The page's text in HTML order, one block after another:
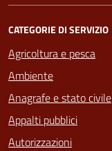
CATEGORIE DI SERVIZIO
Agricoltura e pesca
Ambiente
Anagrafe e stato civile
Appalti pubblici
Autorizzazioni